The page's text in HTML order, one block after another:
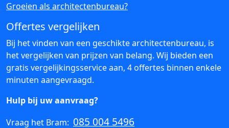
Groeien als architectenbureau?
Offertes vergelijken
Bij het vinden van een geschikte architectenbureau, is
het vergelijken van prijzen van belang. Wij bieden een
gratis vergelijkingsservice aan, 4 offertes binnen enkele
minuten aangevraagd.
Hulp bij uw aanvraag?
Vraag het Bram: 085 004 5496